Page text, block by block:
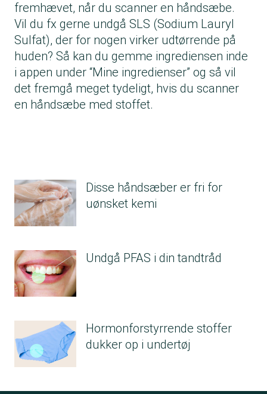
fremhævet, når du scanner en håndsæbe.
Vil du fx gerne undgå SLS (Sodium Lauryl
Sulfat), der for nogen virker udtørrende på
huden? Så kan du gemme ingrediensen inde
i appen under “Mine ingredienser” og så vil
det fremgå meget tydeligt, hvis du scanner
en håndsæbe med stoffet.
Disse håndsæber er fri for
uønsket kemi
Undgå PFAS i din tandtråd
Hormonforstyrrende stoffer
dukker op i undertøj